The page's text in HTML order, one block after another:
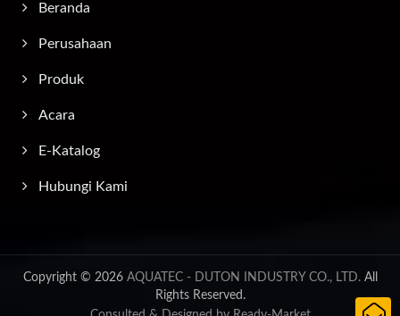
Beranda
Perusahaan
Produk
Acara
E-Katalog
Hubungi Kami
Copyright © 2026 AQUATEC - DUTON INDUSTRY CO., LTD.All
Rights Reserved.